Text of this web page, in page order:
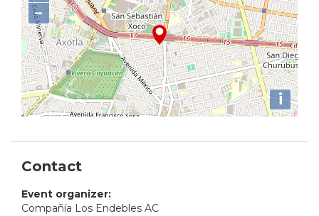
−
i
Contact
Event organizer:
Compañía Los Endebles AC